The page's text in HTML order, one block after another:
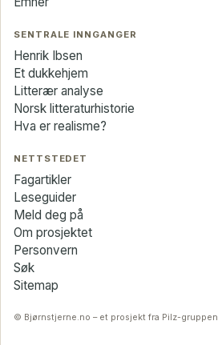
SENTRALE INNGANGER
Henrik Ibsen
Et dukkehjem
Litterær analyse
Norsk litteraturhistorie
Hva er realisme?
NETTSTEDET
Fagartikler
Leseguider
Meld deg på
Om prosjektet
Personvern
Søk
Sitemap
© Bjørnstjerne.no – et prosjekt fra Pilz-gruppen